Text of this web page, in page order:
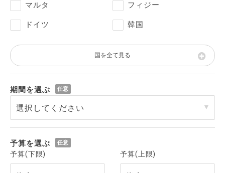
マルタ フィジー
ドイツ 韓国
国を全て見る
期間を選ぶ
予算を選ぶ
予算(下限) 予算(上限)